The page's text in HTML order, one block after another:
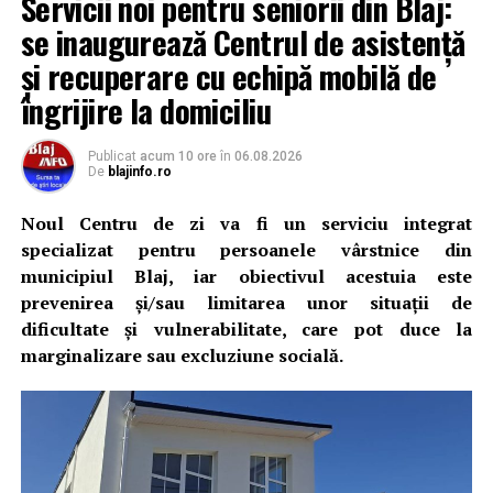
se inaugurează Centrul de asistență
și recuperare cu echipă mobilă de
îngrijire la domiciliu
Publicat acum 10 ore în 06.08.2026
De blajinfo.ro
Noul Centru de zi va fi un serviciu integrat
specializat pentru persoanele vârstnice din
municipiul Blaj, iar obiectivul acestuia este
prevenirea şi/sau limitarea unor situaţii de
dificultate şi vulnerabilitate, care pot duce la
marginalizare sau excluziune socială.